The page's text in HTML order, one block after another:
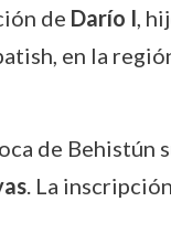
de Darío I,
en la
de Behistún
. La